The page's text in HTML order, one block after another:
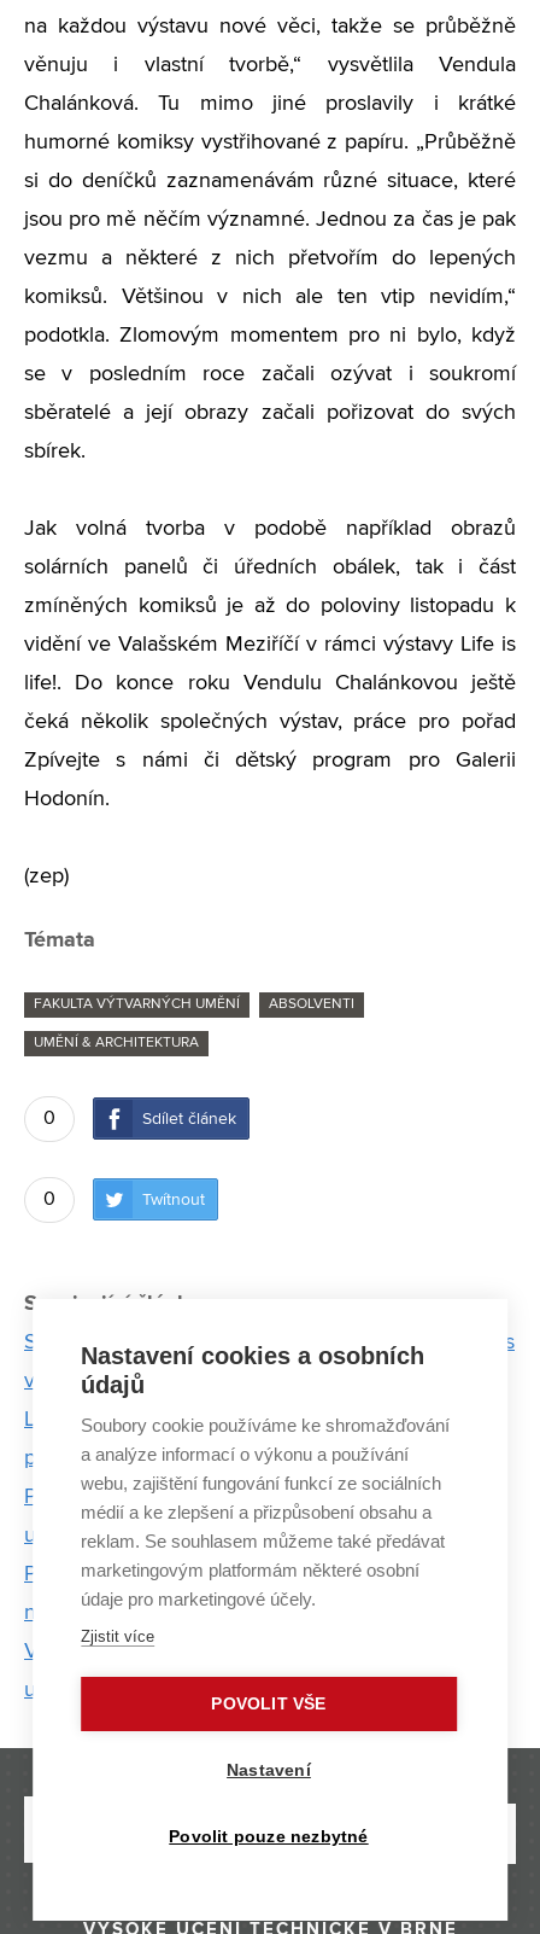
na každou výstavu nové věci, takže se průběžně
věnuju i vlastní tvorbě,“ vysvětlila Vendula
Chalánková. Tu mimo jiné proslavily i krátké
humorné komiksy vystřihované z papíru. „Průběžně
si do deníčků zaznamenávám různé situace, které
jsou pro mě něčím významné. Jednou za čas je pak
vezmu a některé z nich přetvořím do lepených
komiksů. Většinou v nich ale ten vtip nevidím,“
podotkla. Zlomovým momentem pro ni bylo, když
se v posledním roce začali ozývat i soukromí
sběratelé a její obrazy začali pořizovat do svých
sbírek.
Jak volná tvorba v podobě například obrazů
solárních panelů či úředních obálek, tak i část
zmíněných komiksů je až do poloviny listopadu k
vidění ve Valašském Meziříčí v rámci výstavy Life is
life!. Do konce roku Vendulu Chalánkovou ještě
čeká několik společných výstav, práce pro pořad
Zpívejte s námi či dětský program pro Galerii
Hodonín.
(zep)
Témata
FAKULTA VÝTVARNÝCH UMĚNÍ ABSOLVENTI
UMĚNÍ & ARCHITEKTURA
0 Sdílet článek
0 Twítnout
Související články:
Spojili beton s módou. Pod značkou Industry Jewels
vyrábí unikátní betonové šperky
Letošní diplomanti z FaVU zaplnili dva výstavní
prostory
Pulicarova cena: Za knížku, kterou napsal, graficky
upravil a vydal, i když sám jiné nečte
Petr Dub: Nic jako „štěstí živit se uměním“
neexistuje
V mezinárodní soutěži architektů a designerů
uspěly i tři absolventky VUT
VYSOKÉ UČENÍ TECHNICKÉ V BRNĚ
Nastavení cookies a osobních
údajů
Soubory cookie používáme ke shromažďování
a analýze informací o výkonu a používání
webu, zajištění fungování funkcí ze sociálních
médií a ke zlepšení a přizpůsobení obsahu a
reklam. Se souhlasem můžeme také předávat
marketingovým platformám některé osobní
údaje pro marketingové účely.
Zjistit více
POVOLIT VŠE
Nastavení
Povolit pouze nezbytné